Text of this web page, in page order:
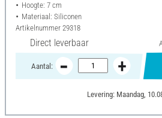
Hoogte: 7 cm
Materiaal: Siliconen
Artikelnummer 29318
Direct leverbaar
Aantal:
Levering: Maandag,